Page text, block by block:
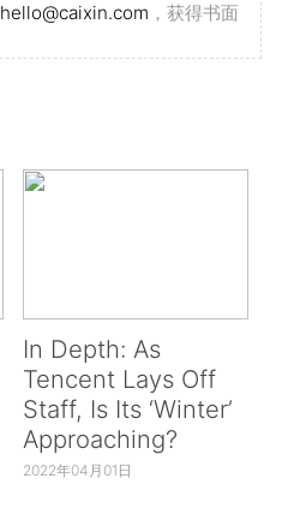
hello@caixin.com ，获得书面
In Depth: As
Tencent Lays Off
Staff, Is Its ‘Winter’
Approaching?
2022年04月01日